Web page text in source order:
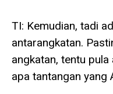
TI: Kemudian, tadi
antarangkatan.
angkatan, tentu
apa tantangan yang